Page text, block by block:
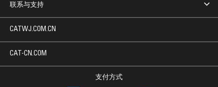
联系与支持
支付方式
CATWJ.COM.CN
CAT-CN.COM